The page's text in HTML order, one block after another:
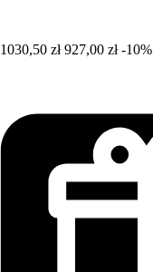
1030,50 zł 927,00 zł -10%